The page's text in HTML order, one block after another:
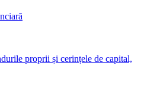
proprii și cerințele de capital,